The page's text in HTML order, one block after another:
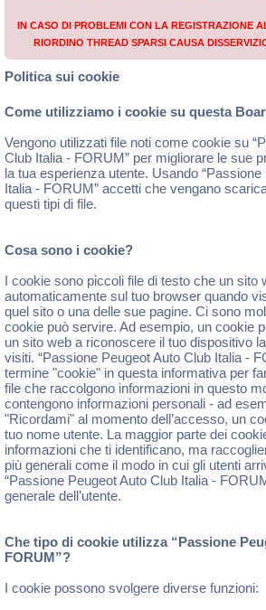
IN CASO DI PROBLEMI CON LA REGISTRAZIONE
RIORDINO THREAD SPARSI CAUSA
Politica sui cookie
Come utilizziamo i cookie su questa
Vengono utilizzati file noti come cookie su
Club Italia - FORUM” per migliorare le sue
la tua esperienza utente. Usando
Italia - FORUM” accetti che vengano
questi tipi di file.
Cosa sono i cookie?
I cookie sono piccoli file di testo che un sito
automaticamente sul tuo browser quando
quel sito o una delle sue pagine. Ci sono
cookie può servire. Ad esempio, un cookie
un sito web a riconoscere il tuo dispositivo
visiti. “Passione Peugeot Auto Club Italia -
termine "cookie" in questa informativa per
file che raccolgono informazioni in questo
contengono informazioni personali - ad
"Ricordami" al momento dell’accesso, un
tuo nome utente. La maggior parte dei
informazioni che ti identificano, ma
più generali come il modo in cui gli utenti
“Passione Peugeot Auto Club Italia -
generale dell’utente.
Che tipo di cookie utilizza “Passione
FORUM”?
I cookie possono svolgere diverse funzioni: